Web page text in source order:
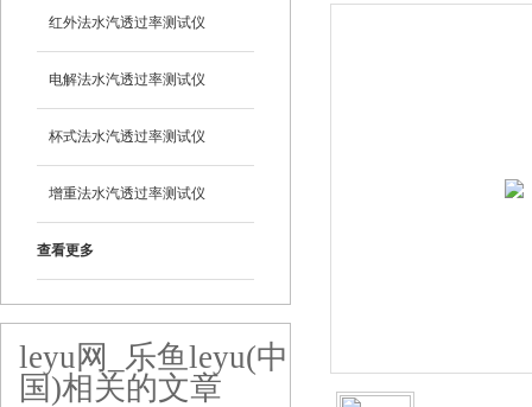
红外法水汽透过率测试仪
电解法水汽透过率测试仪
杯式法水汽透过率测试仪
增重法水汽透过率测试仪
查看更多
leyu网_乐鱼leyu(中
国)相关的文章